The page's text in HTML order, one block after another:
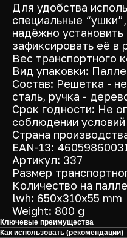
Для удобства
специальные
надёжно
зафиксировать её в
Вес транспортного
Вид упаковки:
Состав: Решетка -
сталь, ручка -
Срок годности: Не
соблюдении
Страна
EAN-13:
Артикул: 337
Размер
Количество на
lwh: 650x310x55 mm
Weight: 800 g
Ключевые преимущества
Как использовать (рекомендации)